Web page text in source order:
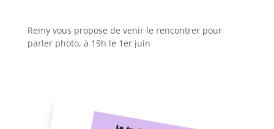
Remy vous propose de venir le rencontrer pour
parler photo, à 19h le 1er juin